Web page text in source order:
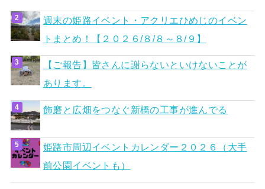
週末の姫路イベント・アクリエひめじのイベン
トまとめ！【２０２６/８/８～８/９】
【ご報告】皆さんに謝らないといけないことが
あります。
飾磨と広畑をつなぐ新橋の工事が進んでる
姫路市周辺イベントカレンダー２０２６（大手
前公園イベントも）